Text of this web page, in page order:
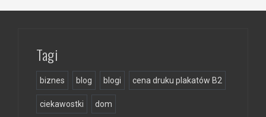
Tagi
biznes blog blogi cena druku plakatów B2
ciekawostki dom